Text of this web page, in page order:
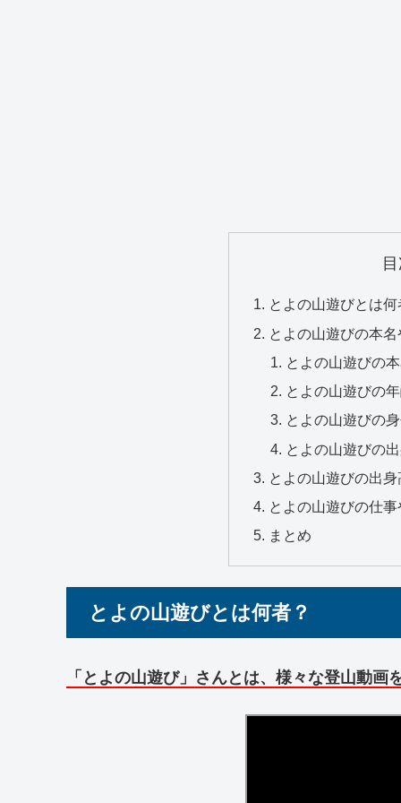
とよの山遊びとは何
とよの山遊びの本
とよの山遊びの
とよの山遊びの
とよの山遊びの
とよの山遊びの
とよの山遊びの出
とよの山遊びの仕
まとめ
とよの山遊びとは何者？
「とよの山遊び」さんとは、様々な登山動